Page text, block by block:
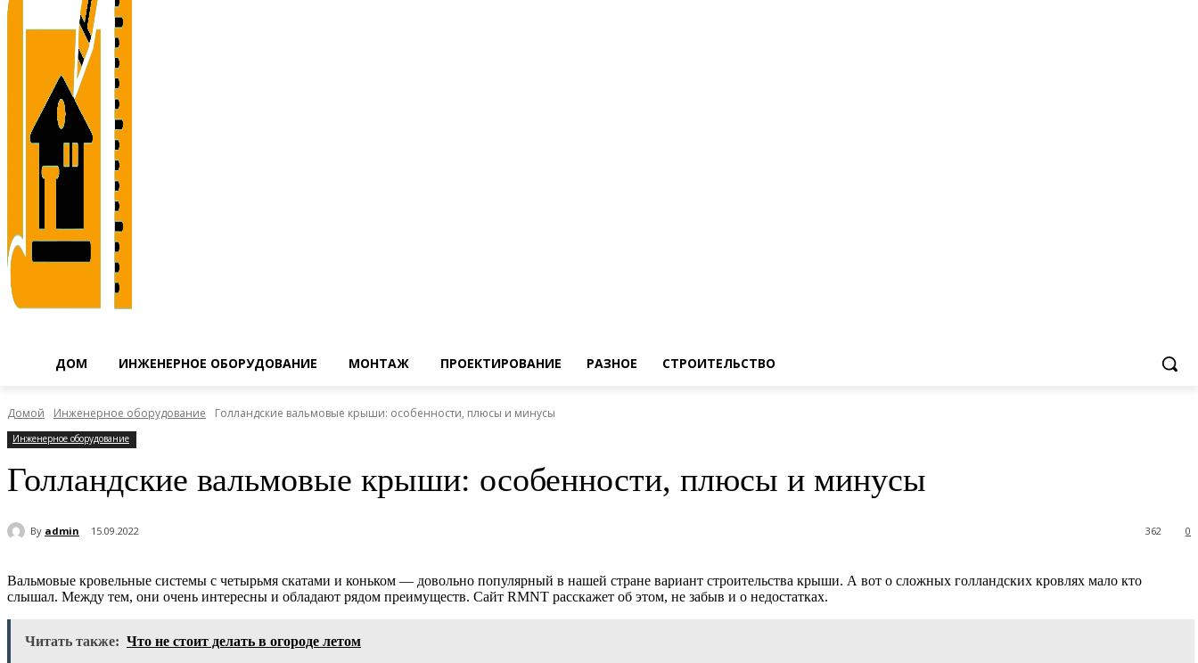
ДОМ ИНЖЕНЕРНОЕ ОБОРУДОВАНИЕ МОНТАЖ ПРОЕКТИРОВАНИЕ РАЗНОЕ СТРОИТЕЛЬСТВО
Домой Инженерное оборудование Голландские вальмовые крыши: особенности, плюсы и минусы
Инженерное оборудование
Голландские вальмовые крыши: особенности, плюсы и минусы
By admin 15.09.2022 0
362
Вальмовые кровельные системы с четырьмя скатами и коньком — довольно популярный в нашей стране вариант строительства крыши. А вот о сложных голландских кровлях мало кто
слышал. Между тем, они очень интересны и обладают рядом преимуществ. Сайт RMNT расскажет об этом, не забыв и о недостатках.
Читать также: Что не стоит делать в огороде летом